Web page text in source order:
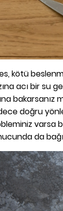
kötü
acı bir su
bakarsanız
doğru
varsa
da